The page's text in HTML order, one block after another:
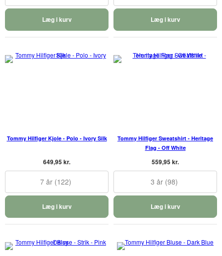
Læg i kurv Læg i kurv
Tommy Hilfiger Kjole - Polo - Ivory Silk
649,95 kr.
7 år (122)
Læg i kurv
Tommy Hilfiger Sweatshirt - Heritage
Flag - Off White
559,95 kr.
3 år (98)
Læg i kurv